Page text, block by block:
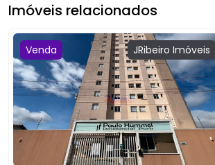
Venda JRibeiro Imóveis
Imóveis relacionados